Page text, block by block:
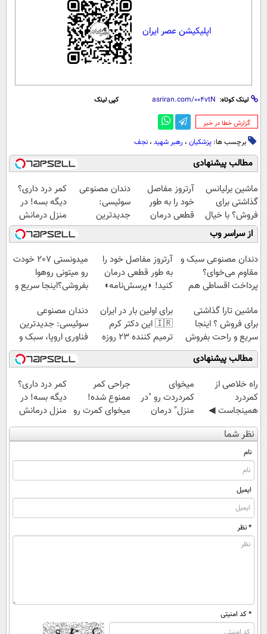
اپلیکیشن عصر ایران
لینک کوتاه: کپی لینک
‌گزارش خطا در خبر
برچسب ها: پزشکیان ، رهبر شهید ، نجف
مطالب پیشنهادی
ماشین برلیانس
گذاشتی برای
فروش؟ با خیال
راحت بفروش
آرتروز مفاصل
خود را به طور
قطعی درمان
کنید!
◗پرسش‌نامه◖
دندان مصنوعی
سوئیسی:
جدیدترین
فناوری اروپا،
سبک و مقاوم |
پرداخت قسطی
کمر درد داری؟
دیگه بسه! در
منزل درمانش
کن
(◀پرسش‌نامه)
از سراسر وب
دندان مصنوعی سبک و
مقاوم می‌خوای؟
پرداخت اقساطی هم
آرتروز مفاصل خود را
به طور قطعی درمان
کنید! ◗پرسش‌نامه◖
میدونستی 207 خودت
رو میتونی روهوا
بفروشی؟اینجا سریع و
ماشین تارا گذاشتی
برای فروش ؟ اینجا
سریع و راحت بفروش
برای اولین بار در ایران
🇮🇷 این دکتر کرم
ترمیم کننده 23 روزه
ساخت!
دندان مصنوعی
سوئیسی: جدیدترین
فناوری اروپا، سبک و
مقاوم | پرداخت
قسطی
مطالب پیشنهادی
‌راه خلاصی از
کمردرد
همینجاست ◀
فقط کافیه فرم
رو پر کنی!
میخوای
کمردردت رو "در
منزل" درمان
کنی؟ (◂فیلم +
◂پرسش‌نامه)
جراحی کمر
ممنوع شده!
میخوای کمرت رو
در منزل درمان
کنی؟
کمر درد داری؟
دیگه بسه! در
منزل درمانش
کن
(◀پرسش‌نامه)
نظر شما
نام
ایمیل
* نظر
* کد امنیتی